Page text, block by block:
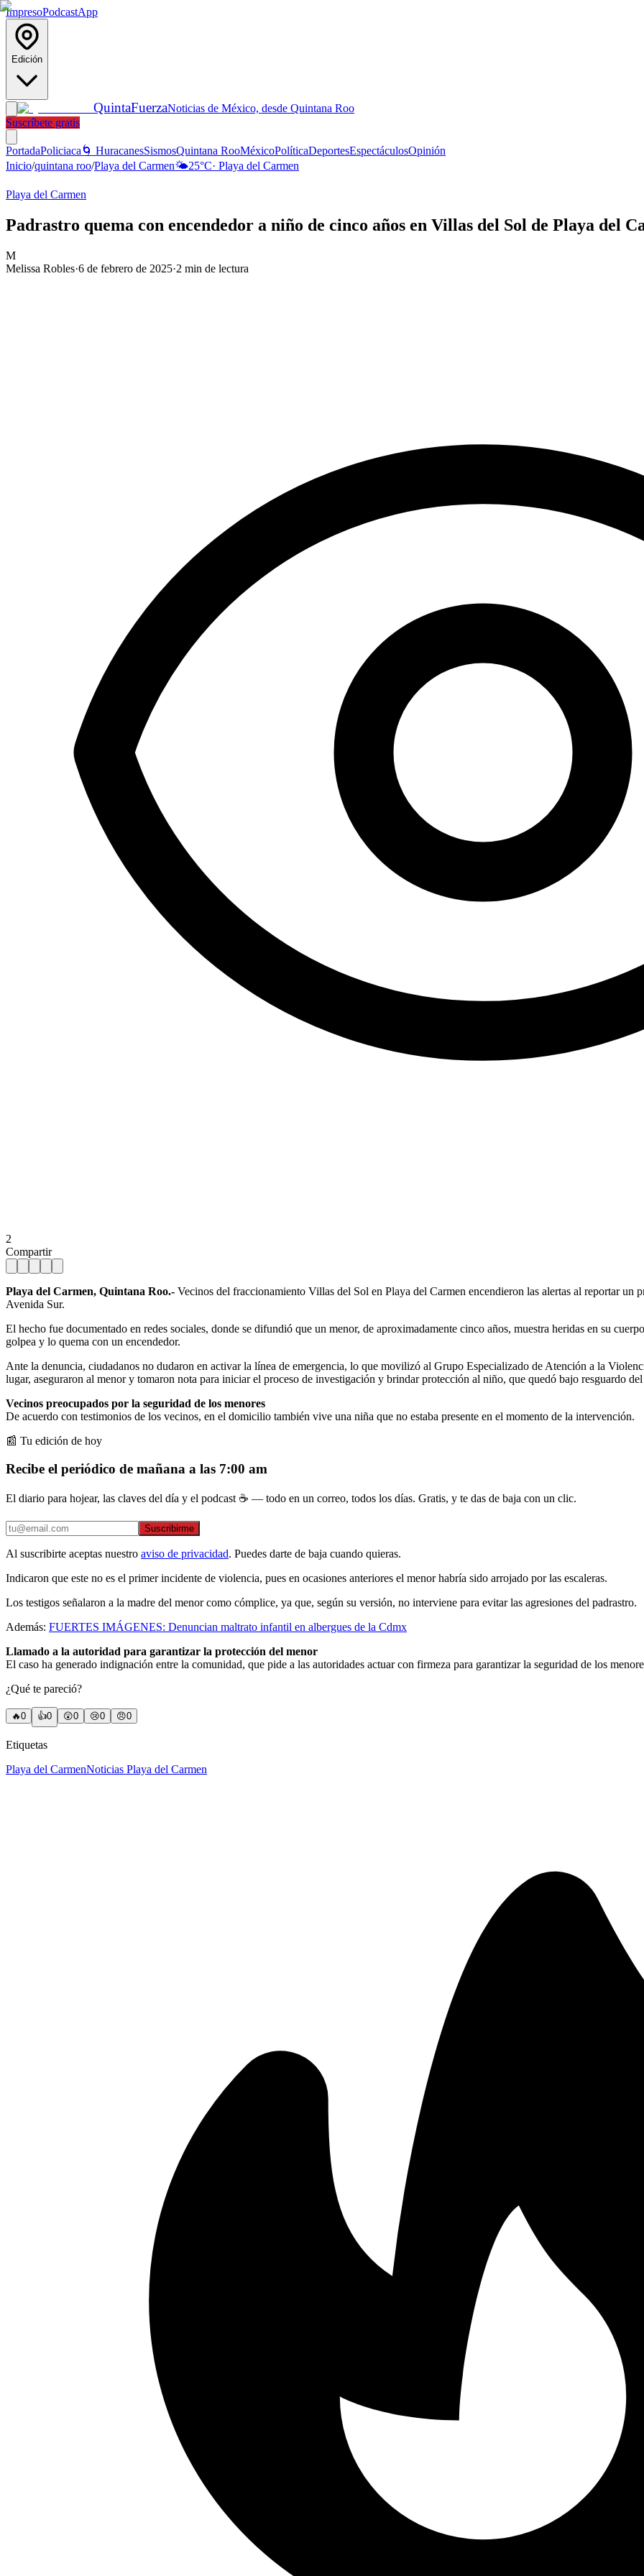
ImpresoPodcastApp
Edición
QuintaFuerzaNoticias de México, desde Quintana Roo
Suscríbete gratis
PortadaPoliciaca 🌀 HuracanesSismosQuintana RooMéxicoPolíticaDeportesEspectáculosOpinión
Inicio/quintana roo/Playa del Carmen🌤️25°C· Playa del Carmen
Playa del Carmen
Padrastro quema con encendedor a niño de cinco años en Villas del Sol de Playa del
M
Melissa Robles·6 de febrero de 2025·2 min de lectura
2
Compartir
Playa del Carmen, Quintana Roo.- Vecinos del fraccionamiento Villas del Sol en Playa del Carmen encendieron las alertas al reportar
Avenida Sur.
El hecho fue documentado en redes sociales, donde se difundió que un menor, de aproximadamente cinco años, muestra heridas en su
golpea y lo quema con un encendedor.
Ante la denuncia, ciudadanos no dudaron en activar la línea de emergencia, lo que movilizó al Grupo Especializado de Atención a la
lugar, aseguraron al menor y tomaron nota para iniciar el proceso de investigación y brindar protección al niño, que quedó bajo resguardo
Vecinos preocupados por la seguridad de los menores
De acuerdo con testimonios de los vecinos, en el domicilio también vive una niña que no estaba presente en el momento de la intervención.
📰 Tu edición de hoy
Recibe el periódico de mañana a las 7:00 am
El diario para hojear, las claves del día y el podcast ☕ — todo en un correo, todos los días. Gratis, y te das de baja con un clic.
Suscribirme
Al suscribirte aceptas nuestro aviso de privacidad. Puedes darte de baja cuando quieras.
Indicaron que este no es el primer incidente de violencia, pues en ocasiones anteriores el menor habría sido arrojado por las escaleras.
Los testigos señalaron a la madre del menor como cómplice, ya que, según su versión, no interviene para evitar las agresiones del padrastro.
Además: FUERTES IMÁGENES: Denuncian maltrato infantil en albergues de la Cdmx
Llamado a la autoridad para garantizar la protección del menor
El caso ha generado indignación entre la comunidad, que pide a las autoridades actuar con firmeza para garantizar la seguridad de los
¿Qué te pareció?
🔥0 👍0 😲0 😢0 😠0
Etiquetas
Playa del CarmenNoticias Playa del Carmen